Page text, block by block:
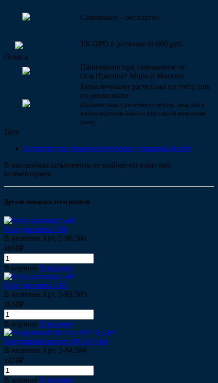
Самовывоз – бесплатно
ТК DPD в регионы от 600 руб.
Оплата
Наличными при самовывозе от
ст.м.Проспект Мира (г.Москва)
Безналичными расчетами по счёту или
по реквизитам
(Оплатите заказ с расчетного счета юр. лица, или в
любом отделении банка от физ.лица по реквизитам
счета)
Теги
Запчасти для стоматологических установок Китай
В настройках компонента не выбран ни один тип
комментариев
Другие товары в этом разделе
Реле давления 5-86
В наличии Арт. 5-86,586
4950₽
В корзину В корзине
Реле давления 5-85
В наличии Арт. 5-85,585
3950₽
В корзину В корзине
Воздушный фильтр (Ø1/4) 5-84
В наличии Арт. 5-84,584
1450₽
В корзину В корзине